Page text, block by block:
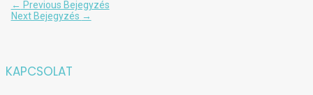
Bejegyzés
navigáció
← Previous Bejegyzés
Next Bejegyzés →
KAPCSOLAT